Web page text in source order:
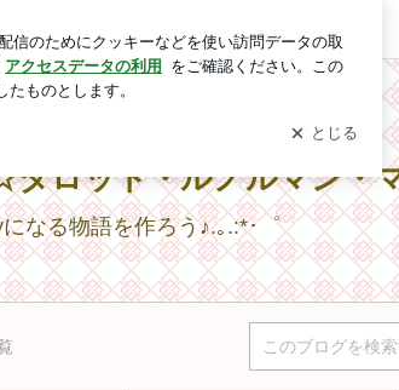
カード☆占い
ロット・ルノルマン・
なる物語を作ろう♪.｡.:*･゜